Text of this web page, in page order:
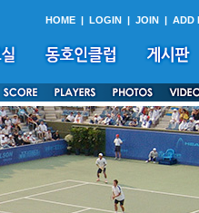
HOME | LOGIN | JOIN | ADD